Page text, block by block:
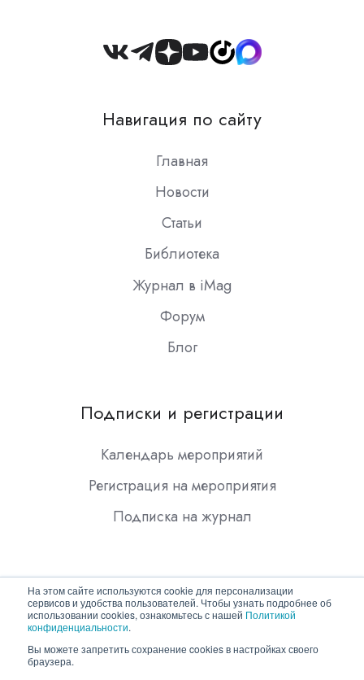
На этом сайте используются cookie для персонализации
сервисов и удобства пользователей. Чтобы узнать подробнее об
использовании cookies, ознакомьтесь с нашей Политикой
конфиденциальности.
Вы можете запретить сохранение cookies в настройках своего
браузера.
Join
Slack
Навигация по сайту
Главная
Новости
Статьи
Библиотека
Журнал в iMag
Форум
Блог
Подписки и регистрации
Календарь мероприятий
Регистрация на мероприятия
Подписка на журнал
Copyright © 2026 ООО "Гротек"